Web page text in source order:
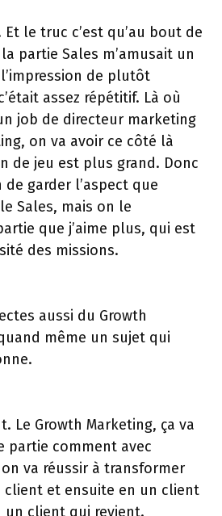
le truc c’est qu’au bout de
partie Sales m’amusait un
l’impression de plutôt
assez répétitif. Là où
job de directeur marketing
on va avoir ce côté là
de jeu est plus grand. Donc
de garder l’aspect que
Sales, mais on le
que j’aime plus, qui est
des missions.
aussi du Growth
même un sujet qui
Le Growth Marketing, ça va
partie comment avec
va réussir à transformer
client et ensuite en un client
un client qui revient.